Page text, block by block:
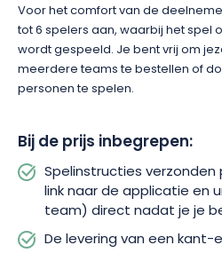
Voor het comfort van de
tot 6 spelers aan, waarbij het spel
wordt gespeeld. Je bent vrij om
meerdere teams te bestellen of
personen te spelen.
Bij de prijs inbegrepen:
Spelinstructies
link naar de applicatie en
team) direct nadat je je
De levering van een kant-